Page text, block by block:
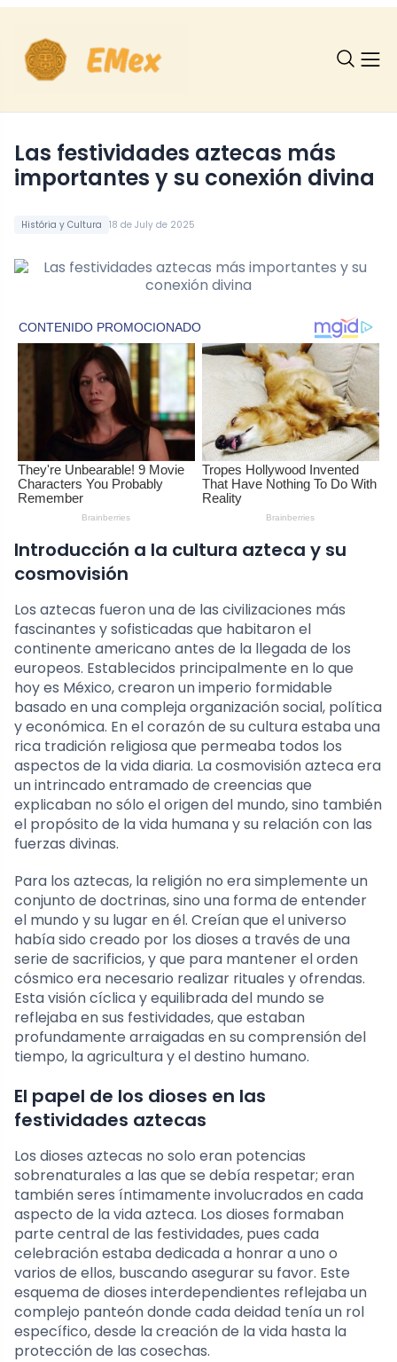
História y Cultura 18 de July de 2025
Las festividades aztecas más
importantes y su conexión divina
Introducción a la cultura azteca y su
cosmovisión
Los aztecas fueron una de las civilizaciones más
fascinantes y sofisticadas que habitaron el
continente americano antes de la llegada de los
europeos. Establecidos principalmente en lo que
hoy es México, crearon un imperio formidable
basado en una compleja organización social, política
y económica. En el corazón de su cultura estaba una
rica tradición religiosa que permeaba todos los
aspectos de la vida diaria. La cosmovisión azteca era
un intrincado entramado de creencias que
explicaban no sólo el origen del mundo, sino también
el propósito de la vida humana y su relación con las
fuerzas divinas.
Para los aztecas, la religión no era simplemente un
conjunto de doctrinas, sino una forma de entender
el mundo y su lugar en él. Creían que el universo
había sido creado por los dioses a través de una
serie de sacrificios, y que para mantener el orden
cósmico era necesario realizar rituales y ofrendas.
Esta visión cíclica y equilibrada del mundo se
reflejaba en sus festividades, que estaban
profundamente arraigadas en su comprensión del
tiempo, la agricultura y el destino humano.
El papel de los dioses en las
festividades aztecas
Los dioses aztecas no solo eran potencias
sobrenaturales a las que se debía respetar; eran
también seres íntimamente involucrados en cada
aspecto de la vida azteca. Los dioses formaban
parte central de las festividades, pues cada
celebración estaba dedicada a honrar a uno o
varios de ellos, buscando asegurar su favor. Este
esquema de dioses interdependientes reflejaba un
complejo panteón donde cada deidad tenía un rol
específico, desde la creación de la vida hasta la
protección de las cosechas.